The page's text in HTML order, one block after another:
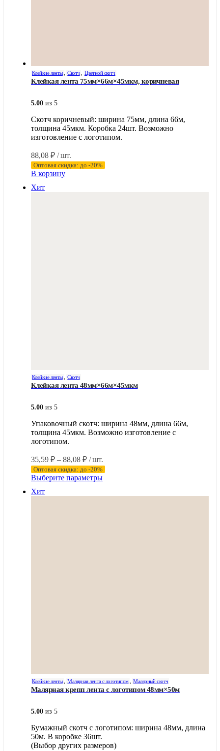
Клейкие ленты, Скотч , Цветной скотч
Клейкая лента 75мм×66м×45мкм, коричневая
5.00 из 5
Скотч коричневый: ширина 75мм, длина 66м,
толщина 45мкм. Коробка 24шт. Возможно
изготовление с логотипом.
88,08 ₽ / шт.
Оптовая скидка: до -20%
В корзину
Хит
Клейкие ленты, Скотч
Клейкая лента 48мм×66м×45мкм
5.00 из 5
Упаковочный скотч: ширина 48мм, длина 66м,
толщина 45мкм. Возможно изготовление с
логотипом.
35,59 ₽ – 88,08 ₽Диапазон
цен:
35,59 ₽
88,08 ₽
/ шт.
Оптовая скидка: до -20%
Выберите параметрыЭтот
имеет
Хит
Клейкие ленты, Малярная лента с логотипом, Малярный скотч
Малярная крепп лента с логотипом 48мм×50м
5.00 из 5
Бумажный скотч с логотипом: ширина 48мм, длина
50м. В коробке 36шт.
(Выбор других размеров)